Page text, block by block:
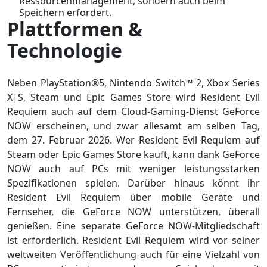
Speichern erfordert.
Plattformen &
Technologie
Neben PlayStation®5, Nintendo Switch™ 2, Xbox Series
X|S, Steam und Epic Games Store wird Resident Evil
Requiem auch auf dem Cloud-Gaming-Dienst GeForce
NOW erscheinen, und zwar allesamt am selben Tag,
dem 27. Februar 2026. Wer Resident Evil Requiem auf
Steam oder Epic Games Store kauft, kann dank GeForce
NOW auch auf PCs mit weniger leistungsstarken
Spezifikationen spielen. Darüber hinaus könnt ihr
Resident Evil Requiem über mobile Geräte und
Fernseher, die GeForce NOW unterstützen, überall
genießen. Eine separate GeForce NOW-Mitgliedschaft
ist erforderlich. Resident Evil Requiem wird vor seiner
weltweiten Veröffentlichung auch für eine Vielzahl von